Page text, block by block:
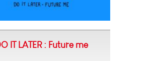
IT LATER : Future me